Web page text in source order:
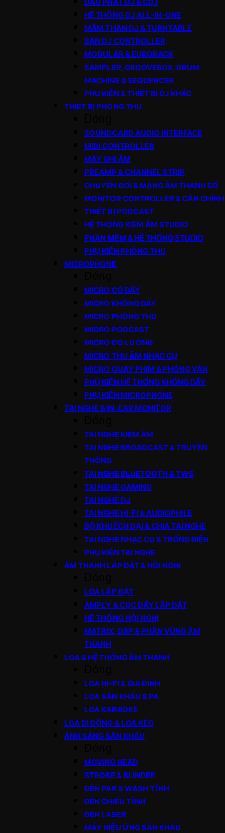
HỆ THỐNG DJ ALL-IN-ONE
MÂM THAN DJ & TURNTABLE
BÀN DJ CONTROLLER
MODULAR & EURORACK
SAMPLER, GROOVEBOX, DRUM
MACHINE & SEQUENCER
PHỤ KIỆN & THIẾT BỊ DJ KHÁC
THIẾT BỊ PHÒNG THU
SOUNDCARD AUDIO INTERFACE
MIDI CONTROLLER
MÁY GHI ÂM
PREAMP & CHANNEL STRIP
CHUYỂN ĐỔI & MẠNG ÂM THANH SỐ
MONITOR CONTROLLER & CÂN CHỈNH
THIẾT BỊ PODCAST
HỆ THỐNG KIỂM ÂM STUDIO
PHẦN MỀM & HỆ THỐNG STUDIO
PHỤ KIỆN PHÒNG THU
MICROPHONE
MICRO CÓ DÂY
MICRO KHÔNG DÂY
MICRO PHÒNG THU
MICRO PODCAST
MICRO ĐO LƯỜNG
MICRO THU ÂM NHẠC CỤ
MICRO QUAY PHIM & PHỎNG VẤN
PHỤ KIỆN HỆ THỐNG KHÔNG DÂY
PHỤ KIỆN MICROPHONE
TAI NGHE & IN-EAR MONITOR
TAI NGHE KIỂM ÂM
TAI NGHE BROADCAST & TRUYỀN
THÔNG
TAI NGHE BLUETOOTH & TWS
TAI NGHE GAMING
TAI NGHE DJ
TAI NGHE HI-FI & AUDIOPHILE
BỘ KHUẾCH ĐẠI & CHIA TAI NGHE
TAI NGHE NHẠC CỤ & TRỐNG ĐIỆN
PHỤ KIỆN TAI NGHE
ÂM THANH LẮP ĐẶT & HỘI NGHỊ
LOA LẮP ĐẶT
AMPLY & CỤC ĐẨY LẮP ĐẶT
HỆ THỐNG HỘI NGHỊ
MATRIX, DSP & PHÂN VÙNG ÂM
THANH
LOA & HỆ THỐNG ÂM THANH
LOA HI-FI & GIA ĐÌNH
LOA SÂN KHẤU & PA
LOA KARAOKE
LOA DI ĐỘNG & LOA KÉO
ÁNH SÁNG SÂN KHẤU
MOVING HEAD
STROBE & BLINDER
ĐÈN PAR & WASH TĨNH
ĐÈN CHIẾU TĨNH
ĐÈN LASER
MÁY HIỆU ỨNG SÂN KHẤU